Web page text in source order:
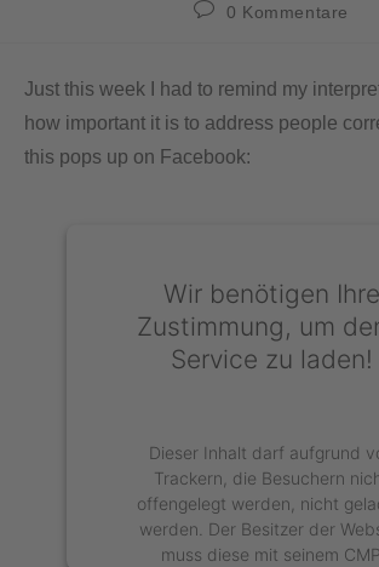
0 Kommentare
Just this week I had to remind my
how important it is to address people
this pops up on Facebook:
Wir benötigen Ihre
Zustimmung, um
Service zu laden!
Dieser Inhalt darf aufgrund
Trackern, die Besuchern
offengelegt werden, nicht
werden. Der Besitzer der
muss diese mit seinem CMP